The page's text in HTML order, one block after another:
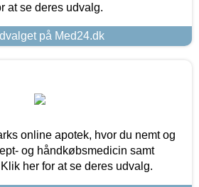
at se deres udvalg.
på Med24.dk
online apotek, hvor du nemt og
og håndkøbsmedicin samt
her for at se deres udvalg.